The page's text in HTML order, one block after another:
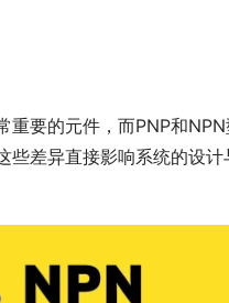
重要的元件，而PNP和
差异直接影响系统的设